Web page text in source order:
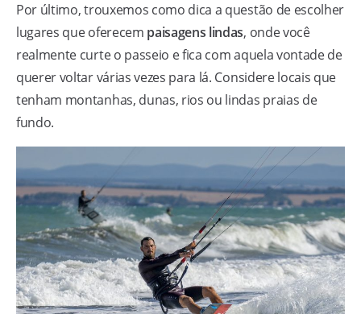
Por último, trouxemos como dica a questão de escolher
lugares que oferecem paisagens lindas, onde você
realmente curte o passeio e fica com aquela vontade de
querer voltar várias vezes para lá. Considere locais que
tenham montanhas, dunas, rios ou lindas praias de
fundo.